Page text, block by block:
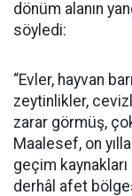
dönüm alanın
söyledi:
“Evler, hayvan
zeytinlikler,
zarar görmüş,
Maalesef, on
geçim
derhâl afet